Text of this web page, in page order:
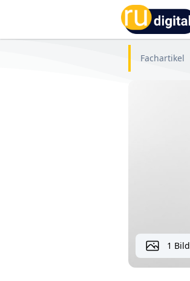
RU-digital
Fachartikel
1 Bild